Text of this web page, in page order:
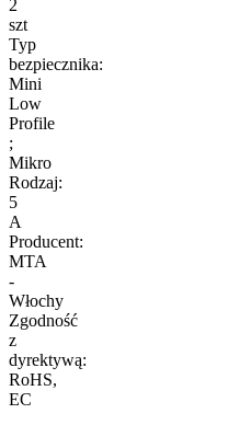
2
szt
Typ
bezpiecznika:
Mini
Low
Profile
;
Mikro
Rodzaj:
5
A
Producent:
MTA
-
Włochy
Zgodność
z
dyrektywą:
RoHS,
EC